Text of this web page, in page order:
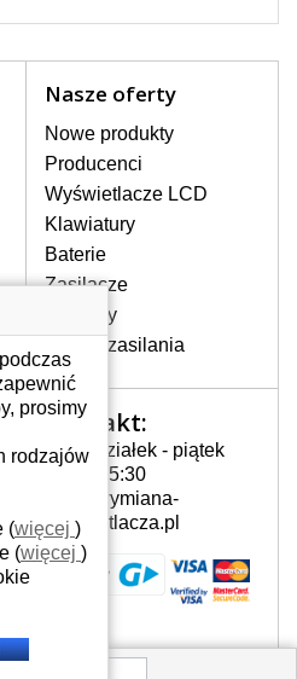
ostrożnością. Do
mechaniczne np.
ekran, następnie
pasy, ciemny
nierównomierną
JAKOŚCI!
magazynie przez
gwarancji posiadamy
wysokiej jakości
matryce klasy A+ bez
pikseli.
EKRAN
NV5388U?
można dobrać do
laptopa, którego
na naklejce
pod baterią, bywa
na ramkach lub
zdemontowany, w
Nasze oferty
Nowe produkty
Producenci
Wyświetlacze LCD
Klawiatury
Baterie
Zasilacze
Zawiasy
Złącza zasilania
Kontakt:
Poniedziałek - piątek
7:00 - 15:30
info@wymiana-
wyswietlacza.pl
prosimy
rodzajów
(więcej )
(więcej )